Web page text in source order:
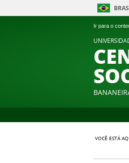
Ir para o
VOCÊ ESTÁ